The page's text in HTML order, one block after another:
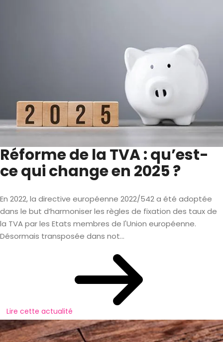
Réforme de la TVA : qu’est-
ce qui change en 2025 ?
En 2022, la directive européenne 2022/542 a été adoptée
dans le but d’harmoniser les règles de fixation des taux de
la TVA par les Etats membres de l'Union européenne.
Désormais transposée dans not...
Lire cette actualité